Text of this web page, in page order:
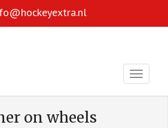
on wheels